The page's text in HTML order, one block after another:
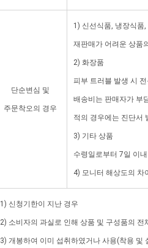
단순변심 및
주문착오의 경우
1) 신선식품, 냉장식품
재판매가 어려운 상품
2) 화장품
피부 트러블 발생 시
배송비는 판매자가 부
적의 경우에는 진단서
3) 기타 상품
수령일로부터 7일 이
4) 모니터 해상도의 차
1) 신청기한이 지난 경우
2) 소비자의 과실로 인해 상품 및 구성품의
3) 개봉하여 이미 섭취하였거나 사용(착용 및